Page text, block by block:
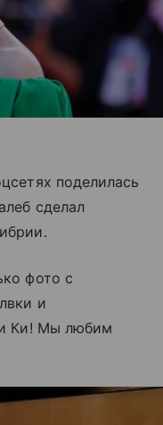
поделилась
сделал
фото с
и
и Ки! Мы любим